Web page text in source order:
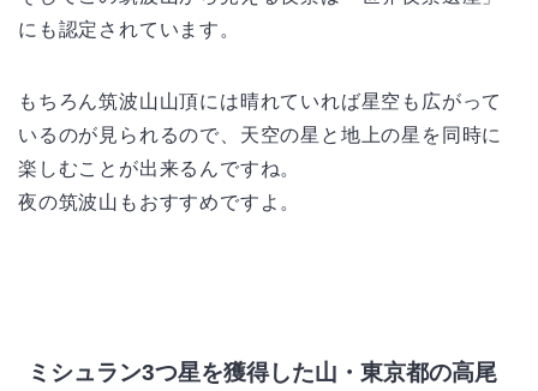
にも認定されています。
もちろん筑波山山頂には晴れていれば星空も広がって
いるのが見られるので、天空の星と地上の星を同時に
楽しむことが出来るんですね。
夜の筑波山もおすすめですよ。
ミシュラン3つ星を獲得した山・東京都の高尾